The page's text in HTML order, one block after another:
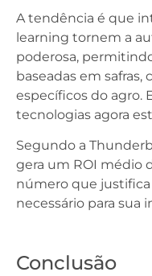
A tendência é que
learning tornem a
poderosa,
baseadas em
específicos do agro.
tecnologias agora
Segundo a
gera um ROI médio
número que
necessário para sua
Conclusão